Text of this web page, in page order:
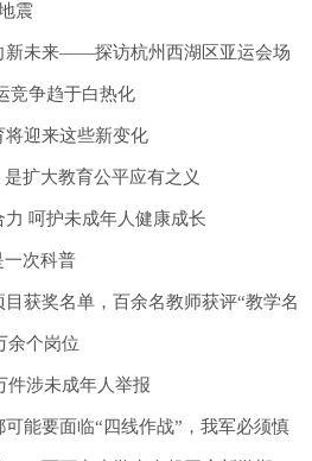
震
新未来——探访杭州西湖区亚运会场
竞争趋于白热化
将迎来这些新变化
扩大教育公平应有之义
呵护未成年人健康成长
一次科普
获奖名单，百余名教师获评“教学名
余个岗位
件涉未成年人举报
能要面临“四线作战”，我军必须慎